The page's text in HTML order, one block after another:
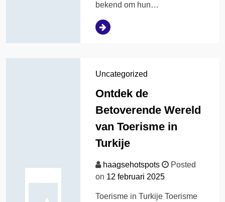
bekend om hun…
Uncategorized
Ontdek de
Betoverende Wereld
van Toerisme in
Turkije
haagsehotspots
Posted
on 12 februari 2025
Toerisme in Turkije Toerisme